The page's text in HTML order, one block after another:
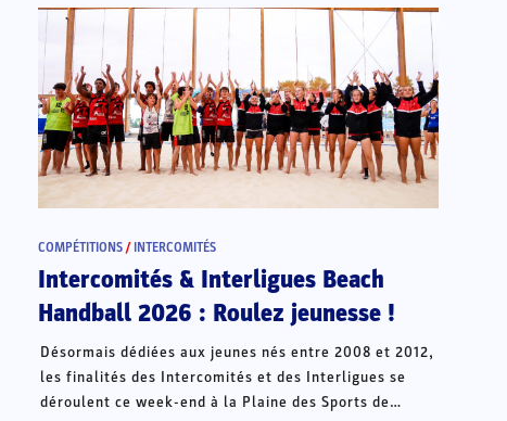
COMPÉTITIONS / INTERCOMITÉS
Intercomités & Interligues Beach
Handball 2026 : Roulez jeunesse !
Désormais dédiées aux jeunes nés entre 2008 et 2012,
les finalités des Intercomités et des Interligues se
déroulent ce week-end à la Plaine des Sports de